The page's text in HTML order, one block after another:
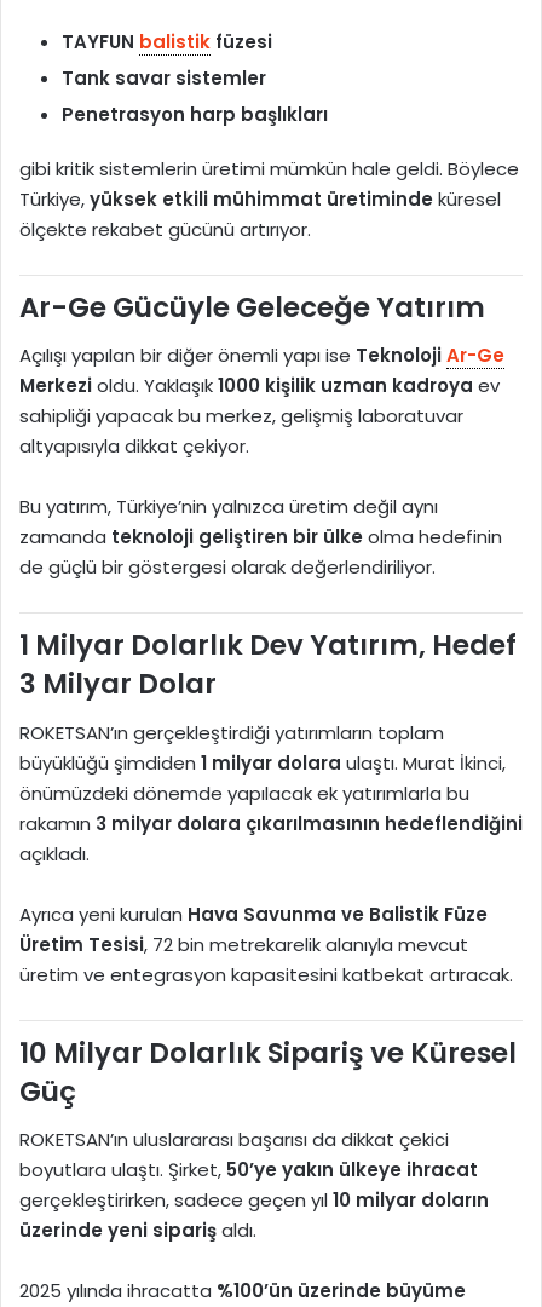
TAYFUN balistik füzesi
Tank savar sistemler
Penetrasyon harp başlıkları
gibi kritik sistemlerin üretimi mümkün hale geldi. Böylece
Türkiye,yüksek etkili mühimmat üretimindeküresel
ölçekte rekabet gücünü artırıyor.
Ar-Ge Gücüyle Geleceğe Yatırım
Açılışı yapılan bir diğer önemli yapı ise TeknolojiAr-Ge
Merkezioldu. Yaklaşık1000 kişilik uzman kadroya ev
sahipliği yapacak bu merkez, gelişmiş laboratuvar
altyapısıyla dikkat çekiyor.
Bu yatırım, Türkiye’nin yalnızca üretim değil aynı
zamanda teknoloji geliştiren bir ülkeolma hedefinin
de güçlü bir göstergesi olarak değerlendiriliyor.
1 Milyar Dolarlık Dev Yatırım, Hedef
3 Milyar Dolar
ROKETSAN’ın gerçekleştirdiği yatırımların toplam
büyüklüğü şimdiden 1 milyar dolara ulaştı. Murat İkinci,
önümüzdeki dönemde yapılacak ek yatırımlarla bu
rakamın 3 milyar dolara çıkarılmasının hedeflendiğini
açıkladı.
Ayrıca yeni kurulan Hava Savunma ve Balistik Füze
Üretim Tesisi, 72 bin metrekarelik alanıyla mevcut
üretim ve entegrasyon kapasitesini katbekat artıracak.
10 Milyar Dolarlık Sipariş ve Küresel
Güç
ROKETSAN’ın uluslararası başarısı da dikkat çekici
boyutlara ulaştı. Şirket, 50’ye yakın ülkeye ihracat
gerçekleştirirken, sadece geçen yıl10 milyar doların
üzerinde yeni siparişaldı.
2025 yılında ihracatta %100’ün üzerinde büyüme